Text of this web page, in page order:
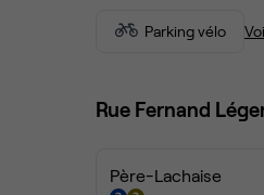
Parking vélo
Rue Fernand
Père-Lachaise